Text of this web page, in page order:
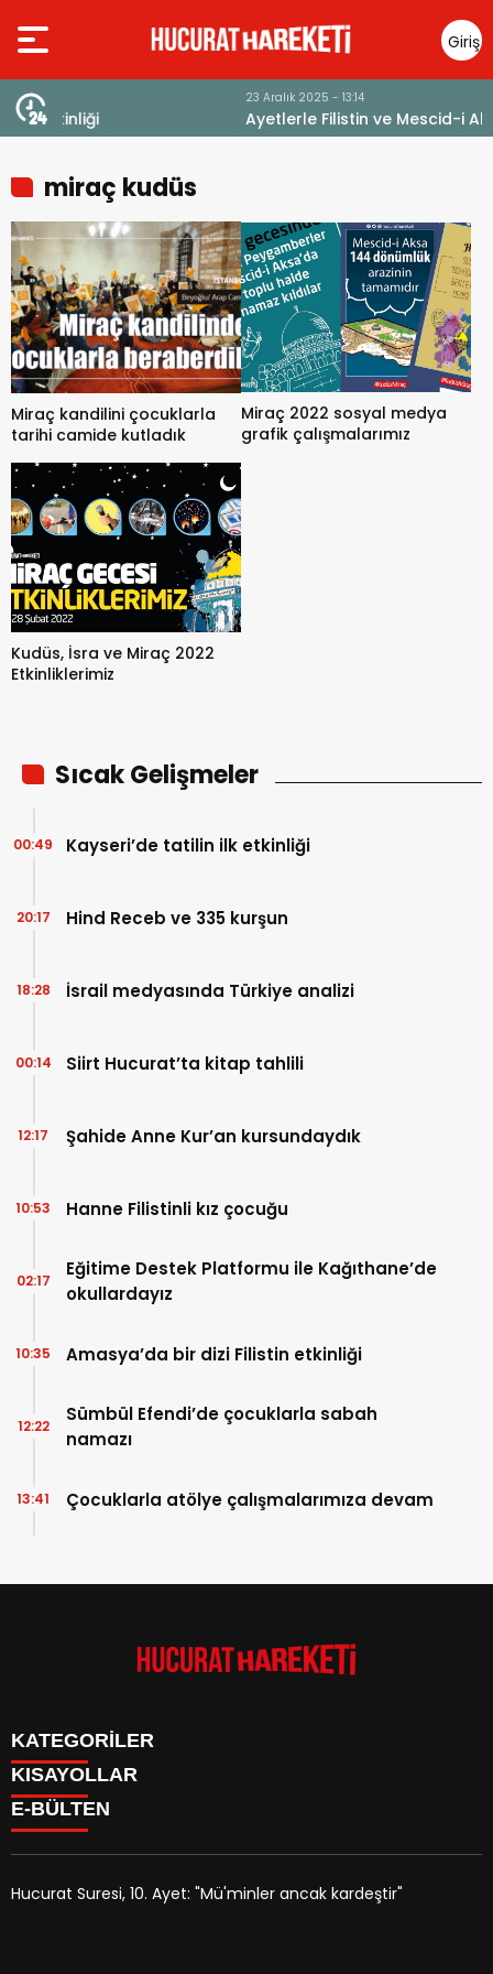
Giriş
Yap
Ayetlerle Filistin ve Mescid-i Aksa
miraç kudüs
Miraç kandilini çocuklarla
tarihi camide kutladık
Miraç 2022 sosyal medya
grafik çalışmalarımız
Kudüs, İsra ve Miraç 2022
Etkinliklerimiz
Sıcak Gelişmeler
Kayseri’de tatilin ilk etkinliği
00:49
Hind Receb ve 335 kurşun
20:17
İsrail medyasında Türkiye analizi
18:28
Siirt Hucurat’ta kitap tahlili
00:14
Şahide Anne Kur’an kursundaydık
12:17
Hanne Filistinli kız çocuğu
10:53
Eğitime Destek Platformu ile Kağıthane’de
okullardayız
02:17
Amasya’da bir dizi Filistin etkinliği
10:35
Sümbül Efendi’de çocuklarla sabah
namazı
12:22
Çocuklarla atölye çalışmalarımıza devam
13:41
KATEGORİLER
Anasayfa
Kudüs Çocuk Atölyesi
Röportaj
KISAYOLLAR
HAKKIMIZDA
İLETİŞİM
E-BÜLTEN
Hucurat Suresi, 10. Ayet: "Mü'minler ancak kardeştir"